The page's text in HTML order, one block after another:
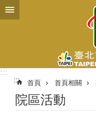
跳到主要內容區塊
:::
:::
首頁 首頁相關
院區活動